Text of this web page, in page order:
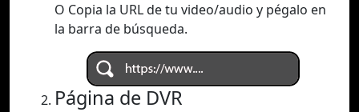
O Copia la URL de tu video/audio y pégalo en
la barra de búsqueda.
Página de DVR